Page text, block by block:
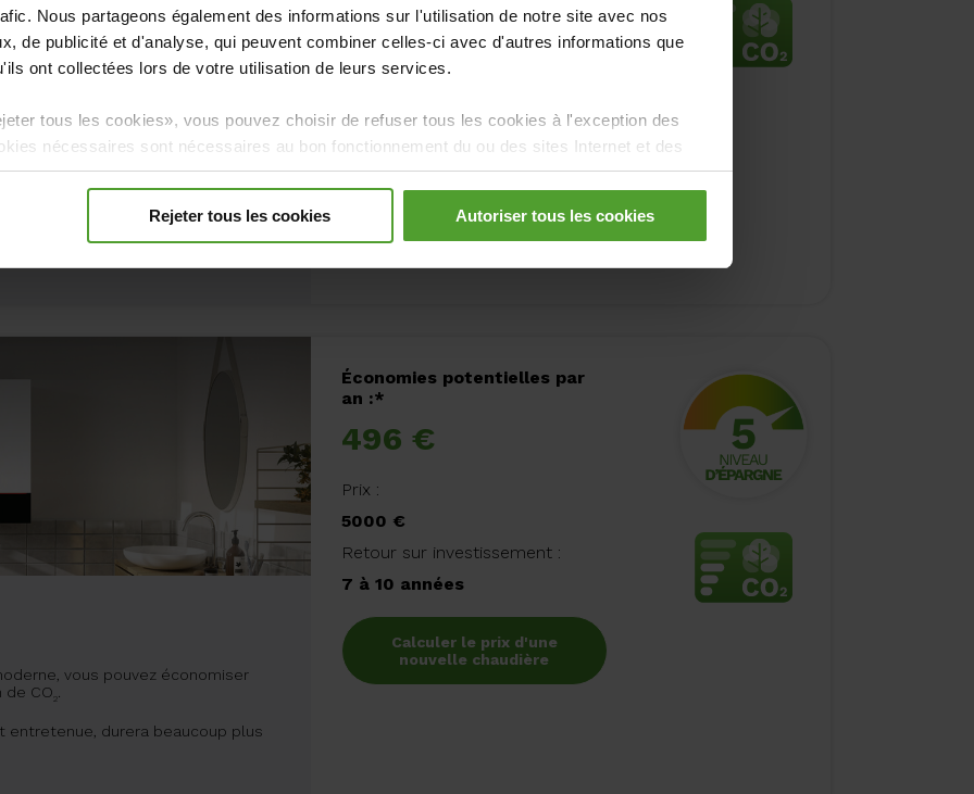
Nous partageons également des informations sur l'utilisation de notre site avec nos
de publicité et d'analyse, qui peuvent combiner celles-ci avec d'autres informations que
ont collectées lors de votre utilisation de leurs services.
tous les cookies», vous pouvez choisir de refuser tous les cookies à l'exception des
nécessaires sont nécessaires au bon fonctionnement du ou des sites Internet et des
refusés.
Rejeter tous les cookies Autoriser tous les cookies
sagement
habitudes et ajuste sa
distance.
compte des conditions
si nécessaire.
Retour sur investissement :
1 à 2 années
chauffage économique
vous pouvez économiser
de CO 2
entretenue, durera beaucoup plus
Économies potentielles par
an :*
496 €
Prix :
5000 €
Retour sur investissement :
7 à 10 années
Calculer le prix d'une
nouvelle chaudière